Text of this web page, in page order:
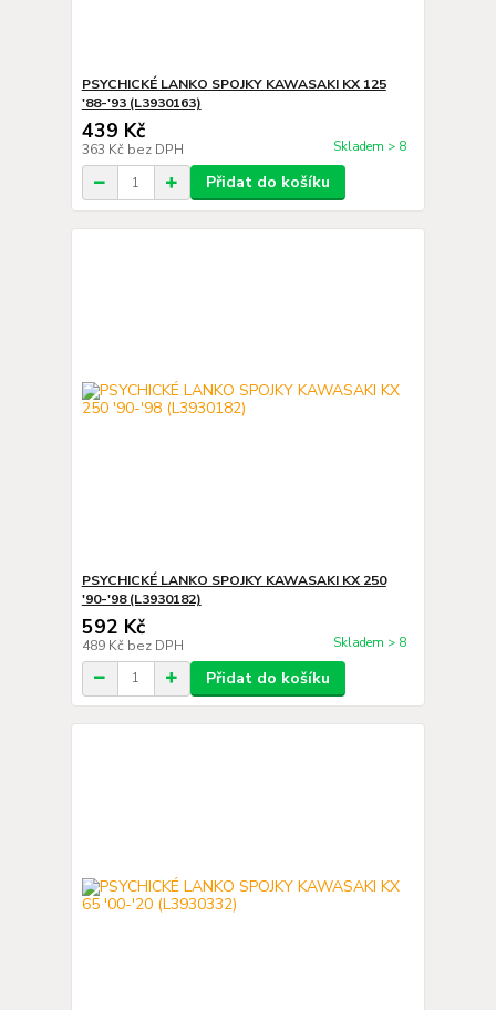
PSYCHICKÉ LANKO SPOJKY KAWASAKI KX 125
'88-'93 (L3930163)
439 Kč
363 Kč bez DPH Skladem > 8
Přidat do košíku
PSYCHICKÉ LANKO SPOJKY KAWASAKI KX 250
'90-'98 (L3930182)
592 Kč
489 Kč bez DPH Skladem > 8
Přidat do košíku